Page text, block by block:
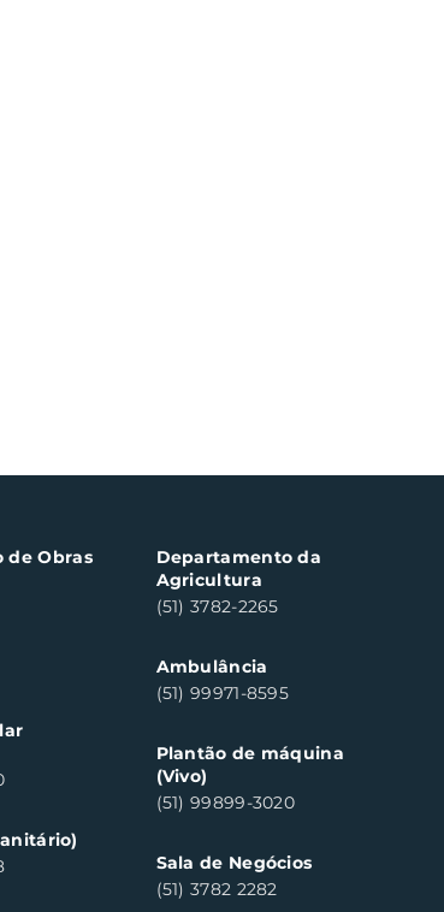
de Obras
Departamento da
Agricultura
(51) 3782-2265
Ambulância
(51) 99971-8595
Plantão de máquina
(Vivo)
(51) 99899-3020
Sala de Negócios
(51) 3782 2282